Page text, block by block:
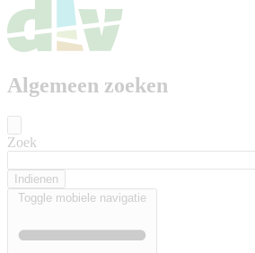
Algemeen zoeken
Zoek
Toggle mobiele navigatie